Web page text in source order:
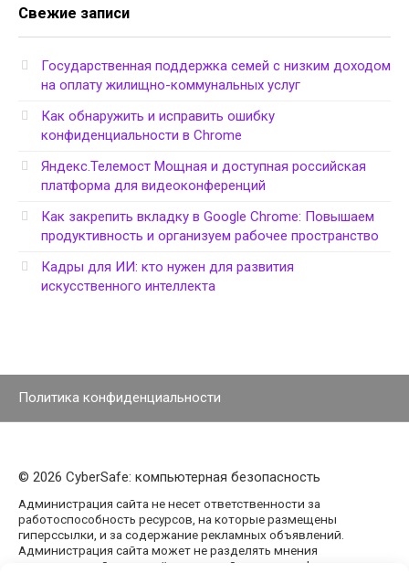
Свежие записи
Государственная поддержка семей с низким доходом
на оплату жилищно-коммунальных услуг
Как обнаружить и исправить ошибку
конфиденциальности в Chrome
Яндекс.Телемост Мощная и доступная российская
платформа для видеоконференций
Как закрепить вкладку в Google Chrome: Повышаем
продуктивность и организуем рабочее пространство
Кадры для ИИ: кто нужен для развития
искусственного интеллекта
Политика конфиденциальности
© 2026 CyberSafe: компьютерная безопасность
Администрация сайта не несет ответственности за
работоспособность ресурсов, на которые размещены
гиперссылки, и за содержание рекламных объявлений.
Администрация сайта может не разделять мнения
авторов статей, размещённых на сайте agencypark.ru.